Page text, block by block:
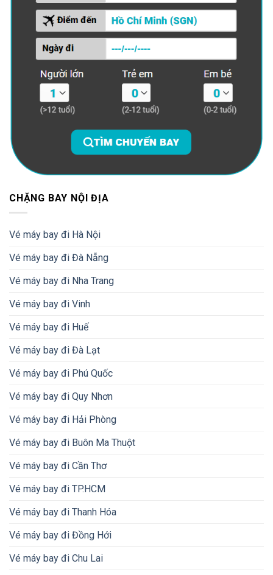
CHẶNG BAY NỘI ĐỊA
Vé máy bay đi Hà Nội
Vé máy bay đi Đà Nẵng
Vé máy bay đi Nha Trang
Vé máy bay đi Vinh
Vé máy bay đi Huế
Vé máy bay đi Đà Lạt
Vé máy bay đi Phú Quốc
Vé máy bay đi Quy Nhơn
Vé máy bay đi Hải Phòng
Vé máy bay đi Buôn Ma Thuột
Vé máy bay đi Cần Thơ
Vé máy bay đi TP.HCM
Vé máy bay đi Thanh Hóa
Vé máy bay đi Đồng Hới
Vé máy bay đi Chu Lai